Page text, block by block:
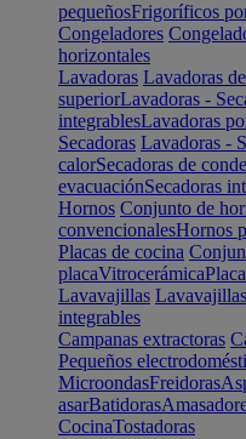
pequeñosFrigoríficos
Congeladores
horizontales
Lavadoras Lavadoras
superiorLavadoras -
integrablesLavadoras
Secadoras Lavadoras -
calorSecadoras de
evacuaciónSecadoras
Hornos Conjunto de
convencionalesHornos
Placas de cocina
placaVitrocerámica
Lavavajillas
integrables
Campanas extractoras
Pequeños
MicroondasFreidoras
asarBatidoras
CocinaTostadoras